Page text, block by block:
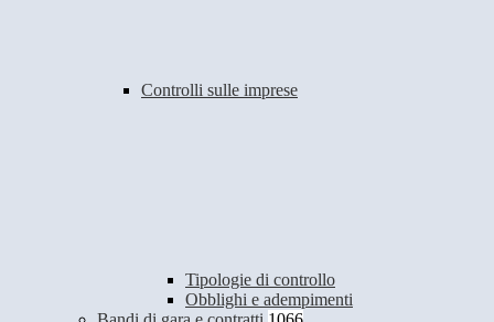
Controlli sulle imprese
Tipologie di controllo
Obblighi e adempimenti